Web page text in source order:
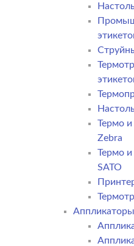
Термо
Zebra
Термо
SATO